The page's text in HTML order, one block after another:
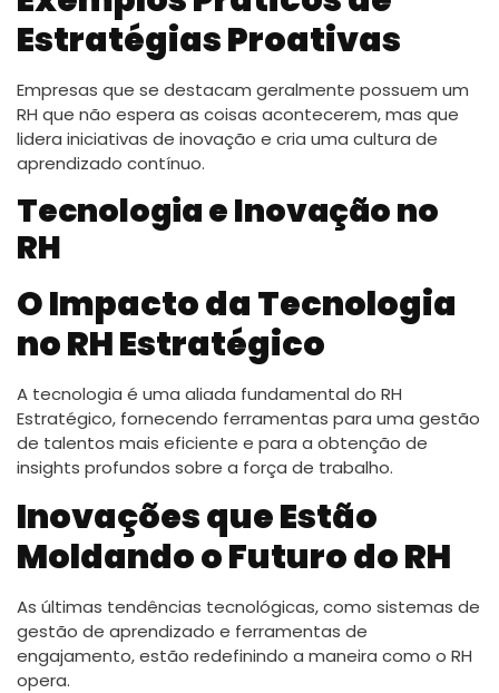
Estratégias Proativas
Empresas que se destacam geralmente possuem um
RH que não espera as coisas acontecerem, mas que
lidera iniciativas de inovação e cria uma cultura de
aprendizado contínuo.
Tecnologia e Inovação no
RH
O Impacto da Tecnologia
no RH Estratégico
A tecnologia é uma aliada fundamental do RH
Estratégico, fornecendo ferramentas para uma gestão
de talentos mais eficiente e para a obtenção de
insights profundos sobre a força de trabalho.
Inovações que Estão
Moldando o Futuro do RH
As últimas tendências tecnológicas, como sistemas de
gestão de aprendizado e ferramentas de
engajamento, estão redefinindo a maneira como o RH
opera.